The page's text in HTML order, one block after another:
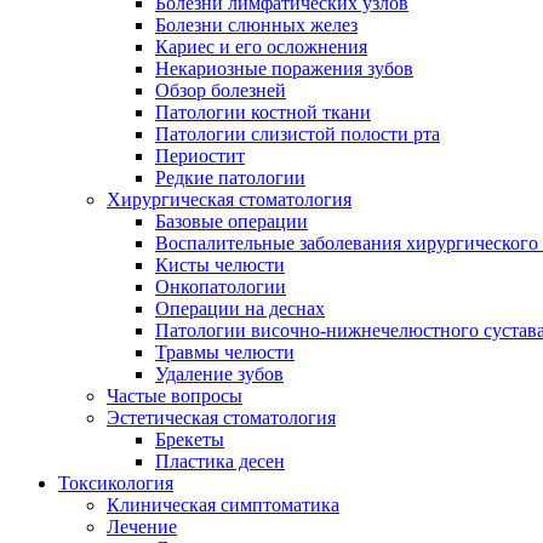
Болезни слюнных желез
Кариес и его осложнения
Некариозные поражения зубов
Обзор болезней
Патологии костной ткани
Патологии слизистой полости рта
Периостит
Редкие патологии
Хирургическая стоматология
Базовые операции
Воспалительные заболевания
Кисты челюсти
Онкопатологии
Операции на деснах
Патологии височно-нижнечелюстного сустава
Травмы челюсти
Удаление зубов
Частые вопросы
Эстетическая стоматология
Брекеты
Пластика десен
Токсикология
Клиническая симптоматика
Лечение